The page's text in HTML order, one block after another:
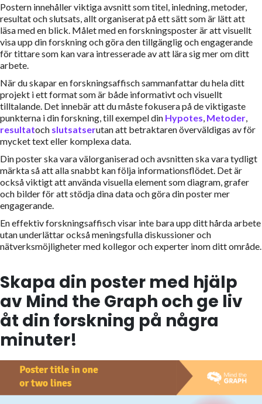
Postern innehåller viktiga avsnitt som titel, inledning, metoder,
resultat och slutsats, allt organiserat på ett sätt som är lätt att
läsa med en blick. Målet med en forskningsposter är att visuellt
visa upp din forskning och göra den tillgänglig och engagerande
för tittare som kan vara intresserade av att lära sig mer om ditt
arbete.
När du skapar en forskningsaffisch sammanfattar du hela ditt
projekt i ett format som är både informativt och visuellt
tilltalande. Det innebär att du måste fokusera på de viktigaste
punkterna i din forskning, till exempel din Hypotes, Metoder,
resultatoch slutsatserutan att betraktaren överväldigas av för
mycket text eller komplexa data.
Din poster ska vara välorganiserad och avsnitten ska vara tydligt
märkta så att alla snabbt kan följa informationsflödet. Det är
också viktigt att använda visuella element som diagram, grafer
och bilder för att stödja dina data och göra din poster mer
engagerande.
En effektiv forskningsaffisch visar inte bara upp ditt hårda arbete
utan underlättar också meningsfulla diskussioner och
nätverksmöjligheter med kollegor och experter inom ditt område.
Skapa din poster med hjälp
av Mind the Graph och ge liv
åt din forskning på några
minuter!